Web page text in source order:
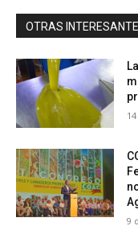
OTRAS
9